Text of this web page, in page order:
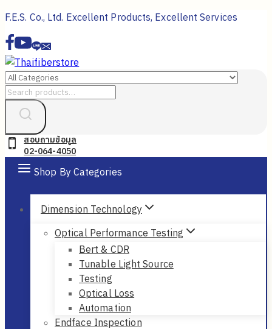
Skip
to
content
F.E.S. Co., Ltd. Excellent Products, Excellent Services
Search
สอบถามข้อมูล
02-064-4050
Shop By Categories
Dimension Technology
Optical Performance Testing
Bert & CDR
Tunable Light Source
Testing
Optical Loss
Automation
Endface Inspection